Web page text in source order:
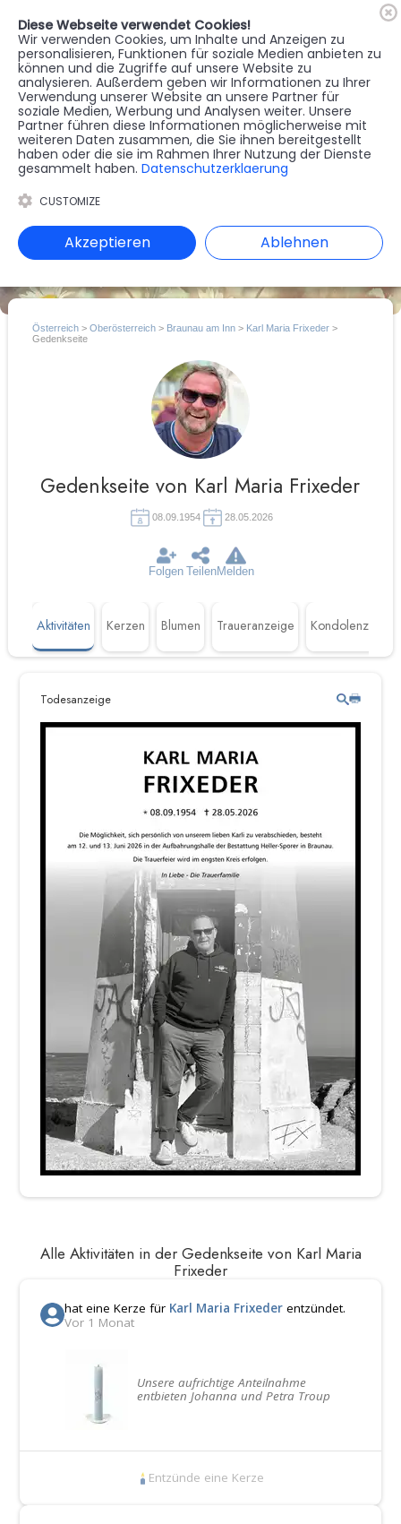
MENU
🇦🇹 Register
Österreich > Oberösterreich > Braunau am Inn > Karl Maria Frixeder >
Gedenkseite
Folgen TeilenMelden
Gedenkseite von Karl Maria Frixeder
08.09.1954 28.05.2026
Aktivitäten Kerzen Blumen Traueranzeige Kondolenzen
Alle Aktivitäten in der Gedenkseite von Karl Maria
Frixeder
hat eine Kerze für Karl Maria Frixederentzündet.
Vor 1 Monat
Unsere aufrichtige Anteilnahme
entbieten Johanna und Petra Troup
Entzünde eine Kerze
Todesanzeige
Diese Webseite verwendet Cookies!
Wir verwenden Cookies, um Inhalte und Anzeigen zu
personalisieren, Funktionen für soziale Medien anbieten zu
können und die Zugriffe auf unsere Website zu
analysieren. Außerdem geben wir Informationen zu Ihrer
Verwendung unserer Website an unsere Partner für
soziale Medien, Werbung und Analysen weiter. Unsere
Partner führen diese Informationen möglicherweise mit
weiteren Daten zusammen, die Sie ihnen bereitgestellt
haben oder die sie im Rahmen Ihrer Nutzung der Dienste
gesammelt haben. Datenschutzerklaerung
CUSTOMIZE
Akzeptieren Ablehnen